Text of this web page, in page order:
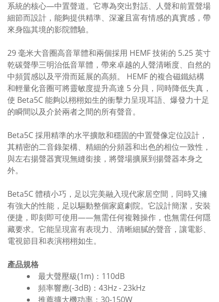
系統的核心—中置聲道。它專為突出對話、人聲和前置聲場
細節而設計，能夠提供精準、深邃且富有情感的真實感，帶
來身臨其境的影院體驗。
29 毫米大音圈高音單體和兩個採用 HEMF 技術的 5.25 英寸
乾碳聲學三明治低音單體 ，帶來卓越的人聲清晰度、自然的
中頻質感以及平滑而延展的高頻。 HEMF 的複合磁鐵結構
和輕量化音圈可將靈敏度提升高達 5 分貝，同時降低失真，
使 Beta5C 能夠以栩栩如生的衝擊力呈現耳語、爆發力十足
的瞬間以及介於兩者之間的所有聲音。
Beta5C 採用精準的水平擴散和穩固的中置聲像定位設計，
其精密的二音錄架構、精細的分頻器和出色的相位一致性，
與左右揚聲器實現無縫銜接，將聲場擴展到揚聲器本身之
外。
Beta5C 體積小巧，足以完美融入現代家居空間，同時又擁
有強大的性能，足以驅動整個家庭劇院。它設計簡潔，安裝
便捷，即刻即可使用——無需任何複雜操作，也無需任何隱
藏要求。它能呈現富有表現力、清晰細膩的聲音，讓電影、
電視節目和表演栩栩如生。
產品規格
最大聲壓級(1m)：110dB
頻率響應(-3dB)：43Hz - 23kHz
推薦擴大機功率：30-150W